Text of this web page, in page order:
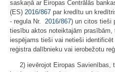
saskaņā ar Eiropas Centrālās
(ES) 2016/867 par kredītu un
- regula Nr. 2016/867) un citos tieši
tiesību aktos noteiktajām
iespējams tieši vai netieši
reģistra dalībnieku vai ierobežotu
2) ievērojot Eiropas Savienības,